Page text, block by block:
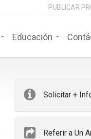
PUBLICAR
Educación
Solicitar +
Referir a Un